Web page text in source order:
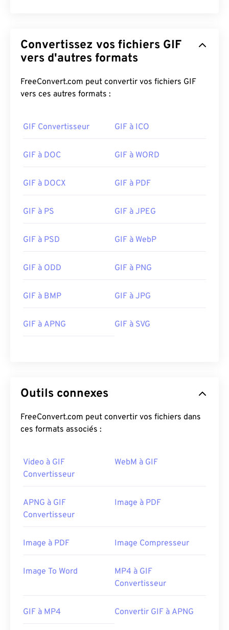
Convertissez vos fichiers GIF
vers d'autres formats
FreeConvert.com peut convertir vos fichiers GIF
vers ces autres formats :
GIF Convertisseur GIF à ICO
GIF à DOC GIF à WORD
GIF à DOCX GIF à PDF
GIF à PS GIF à JPEG
GIF à PSD GIF à WebP
GIF à ODD GIF à PNG
GIF à BMP GIF à JPG
GIF à APNG GIF à SVG
Outils connexes
FreeConvert.com peut convertir vos fichiers dans
ces formats associés :
Video à GIF
Convertisseur
WebM à GIF
APNG à GIF
Convertisseur
Image à PDF
Image à PDF Image Compresseur
Image To Word
MP4 à GIF
Convertisseur
GIF à MP4 Convertir GIF à APNG